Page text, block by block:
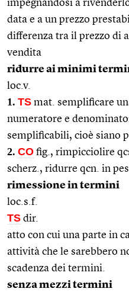
impegnandosi a
data e a un prezzo
differenza tra il prezzo di
vendita
ridurre ai minimi
loc.v.
1. TS mat. semplificare
numeratore e
semplificabili, cioè siano
2. CO fig., rimpicciolire
scherz., ridurre qcn. in
rimessione in termini
loc.s.f.
TS dir.
atto con cui una parte in
attività che le sarebbero
scadenza dei termini.
senza mezzi termini